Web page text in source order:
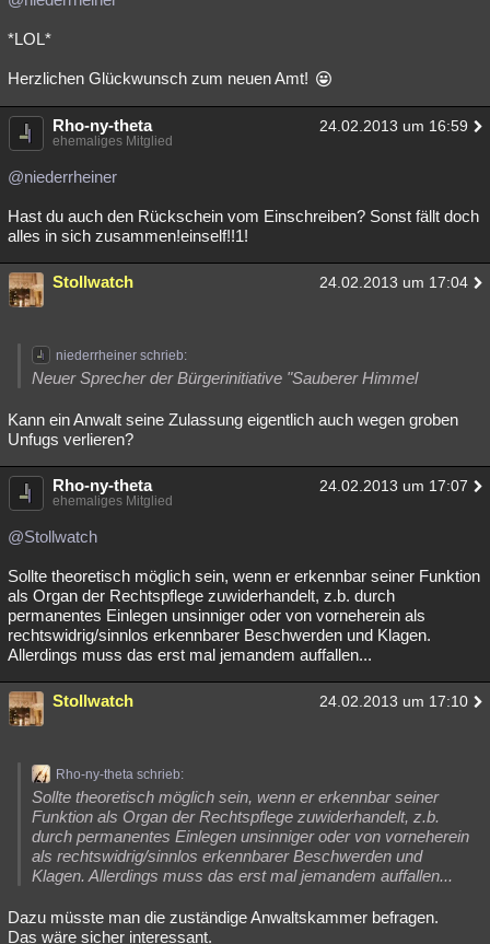
*LOL*
Herzlichen Glückwunsch zum neuen Amt!
Rho-ny-theta 24.02.2013 um 16:59
ehemaliges Mitglied
@niederrheiner
Hast du auch den Rückschein vom Einschreiben? Sonst fällt doch
alles in sich zusammen!einself!!1!
Stollwatch 24.02.2013 um 17:04
niederrheiner schrieb:
Neuer Sprecher der Bürgerinitiative "Sauberer Himmel
Kann ein Anwalt seine Zulassung eigentlich auch wegen groben
Unfugs verlieren?
Rho-ny-theta 24.02.2013 um 17:07
ehemaliges Mitglied
@Stollwatch
Sollte theoretisch möglich sein, wenn er erkennbar seiner Funktion
als Organ der Rechtspflege zuwiderhandelt, z.b. durch
permanentes Einlegen unsinniger oder von vorneherein als
rechtswidrig/sinnlos erkennbarer Beschwerden und Klagen.
Allerdings muss das erst mal jemandem auffallen...
Stollwatch 24.02.2013 um 17:10
Rho-ny-theta schrieb:
Sollte theoretisch möglich sein, wenn er erkennbar seiner
Funktion als Organ der Rechtspflege zuwiderhandelt, z.b.
durch permanentes Einlegen unsinniger oder von vorneherein
als rechtswidrig/sinnlos erkennbarer Beschwerden und
Klagen. Allerdings muss das erst mal jemandem auffallen...
Dazu müsste man die zuständige Anwaltskammer befragen.
Das wäre sicher interessant.